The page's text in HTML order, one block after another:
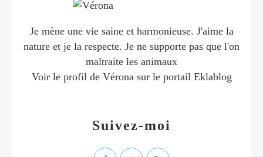
Suivez-moi
Je mène une vie saine et harmonieuse. J'aime la
nature et je la respecte. Je ne supporte pas que l'on
maltraite les animaux
Voir le profil de Véronasur le portail Eklablog